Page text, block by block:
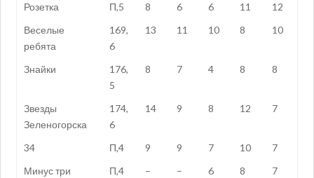
Розетка
П,5 8 6 6 11
12
Веселые
ребята
169,
6
13 11 10 8 10
Знайки
176,
5
8 7 4 8 8
Звезды
Зеленогорска
174,
6
14 9 8 12 7
34 П,4 9 9 7 10
7
Минус три
П,4 – – 6 8
7